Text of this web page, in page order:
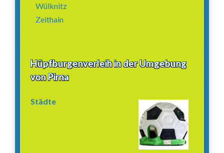
Wülknitz
Zeithain
Hüpfburgenverleih in der Umgebung
von Pirna
Städte